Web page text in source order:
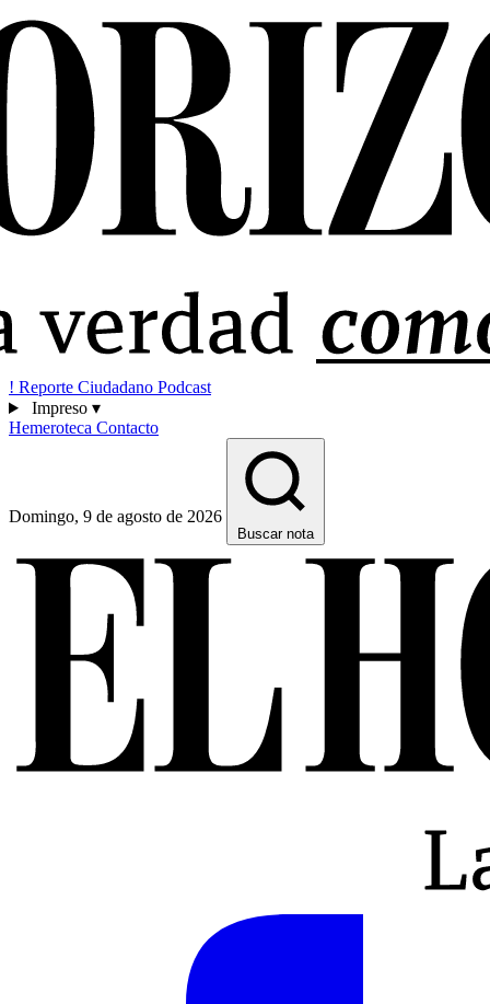
! Reporte Ciudadano Podcast
Impreso ▾
Hemeroteca Contacto
Domingo, 9 de agosto de 2026
Buscar nota